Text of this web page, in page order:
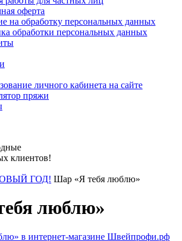
оферта
на обработку персональных данных
обработки персональных данных
личного кабинета на сайте
пряжи
клиентов!
ГОД! Шар «Я тебя люблю»
люблю»